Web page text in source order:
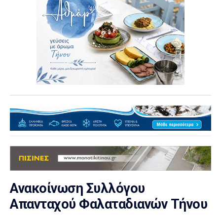
Ανακοίνωση Συλλόγου
Απανταχού Φαλαταδιανών Τήνου